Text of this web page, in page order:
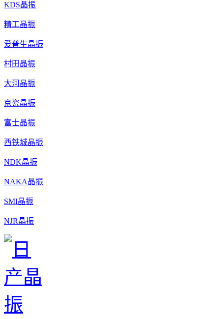
KDS晶振
精工晶振
爱普生晶振
村田晶振
大河晶振
京瓷晶振
富士晶振
西铁城晶振
NDK晶振
NAKA晶振
SMI晶振
NJR晶振